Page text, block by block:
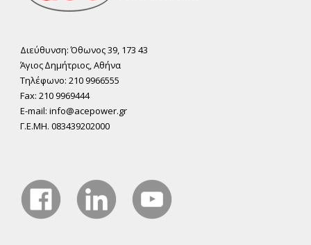
Διεύθυνση: Όθωνος 39, 173 43
Άγιος ∆ηµήτριος, Αθήνα
Τηλέφωνο: 210 9966555
Fax: 210 9969444
E-mail: info@acepower.gr
Γ.Ε.ΜΗ. 083439202000